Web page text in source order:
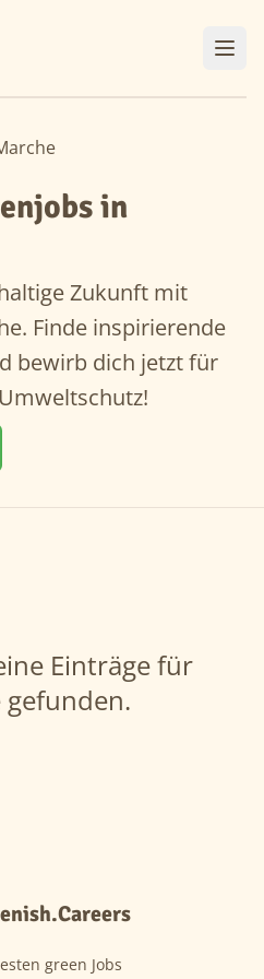
in
Zukunft mit
Finde inspirierende
bewirb dich jetzt für
Einträge für
gefunden.
green Jobs